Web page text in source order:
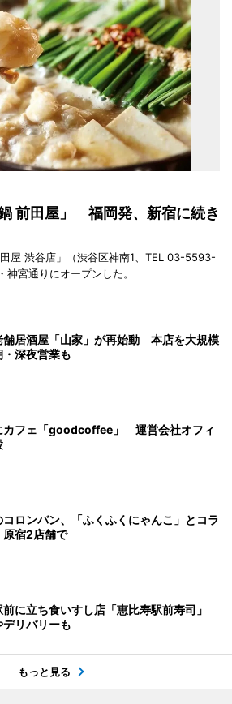
前田屋」 福岡発、新宿に続き
屋 渋谷店」（渋谷区神南1、TEL 03-5593-
宮通りにオープンした。
舗居酒屋「山家」が再始動 本店を大規模
深夜営業も
カフェ「goodcoffee」 運営会社オフィ
コロンバン、「ふくふくにゃんこ」とコラ
宿2店舗で
前に立ち食いすし店「恵比寿駅前寿司」
デリバリーも
もっと見る